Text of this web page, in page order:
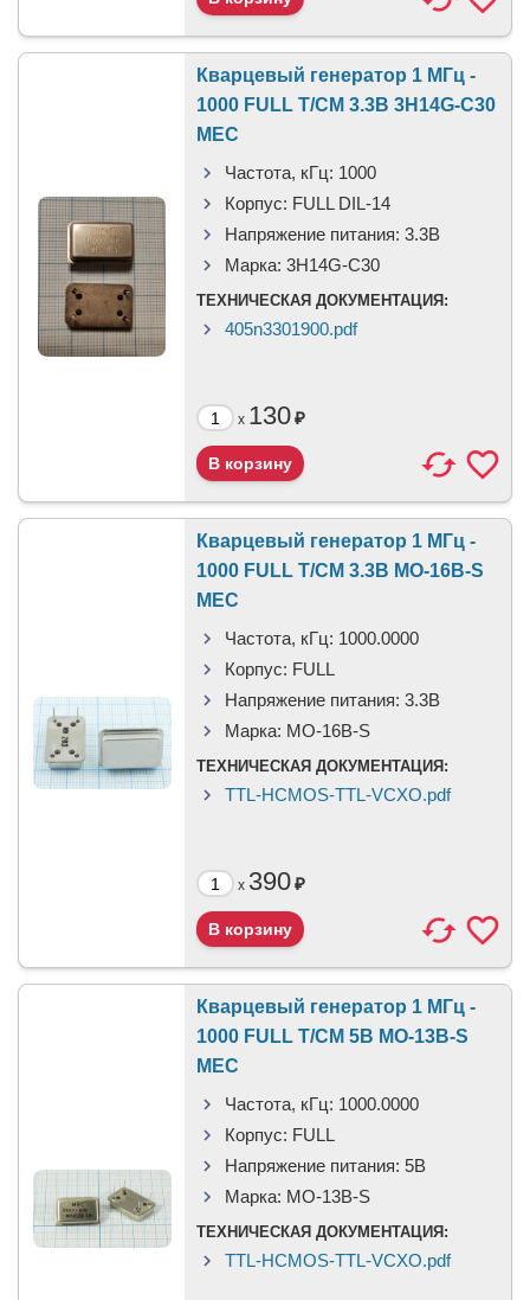
Кварцевый генератор 1 МГц -
1000 FULL T/CM 3.3В 3H14G-C30
MEC
Частота, кГц: 1000
Корпус: FULL DIL-14
Напряжение питания: 3.3В
Марка: 3H14G-C30
ТЕХНИЧЕСКАЯ ДОКУМЕНТАЦИЯ:
405n3301900.pdf
x 130₽
Кварцевый генератор 1 МГц -
1000 FULL T/CM 3.3В MO-16B-S
MEC
Частота, кГц: 1000.0000
Корпус: FULL
Напряжение питания: 3.3В
Марка: MO-16B-S
ТЕХНИЧЕСКАЯ ДОКУМЕНТАЦИЯ:
TTL-HCMOS-TTL-VCXO.pdf
x 390₽
Кварцевый генератор 1 МГц -
1000 FULL T/CM 5В MO-13B-S
MEC
Частота, кГц: 1000.0000
Корпус: FULL
Напряжение питания: 5В
Марка: MO-13B-S
ТЕХНИЧЕСКАЯ ДОКУМЕНТАЦИЯ:
TTL-HCMOS-TTL-VCXO.pdf